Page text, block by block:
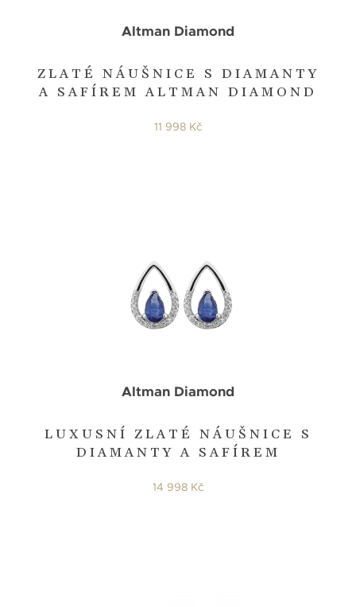
ZLATÉ NÁUŠNICE S DIAMANTY
A SAFÍREM ALTMAN DIAMOND
Altman Diamond
11 998 Kč
LUXUSNÍ ZLATÉ NÁUŠNICE S
DIAMANTY A SAFÍREM
Altman Diamond
14 998 Kč